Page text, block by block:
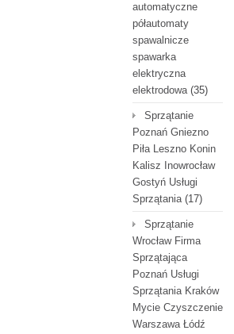
automatyczne
półautomaty
spawalnicze
spawarka
elektryczna
elektrodowa(35)
Sprzątanie
Poznań Gniezno
Piła Leszno Konin
Kalisz Inowrocław
Gostyń Usługi
Sprzątania(17)
Sprzątanie
Wrocław Firma
Sprzątająca
Poznań Usługi
Sprzątania Kraków
Mycie Czyszczenie
Warszawa Łódź